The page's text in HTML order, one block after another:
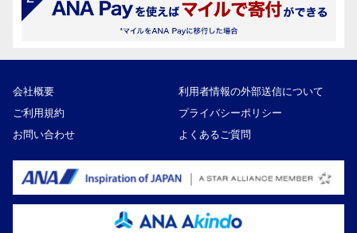
会社概要
利用者情報の外部送信について
ご利用規約
プライバシーポリシー
お問い合わせ
よくあるご質問